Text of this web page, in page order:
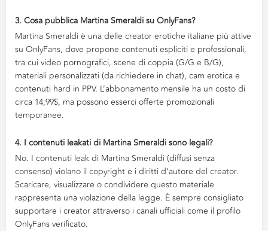
3. Cosa pubblica Martina Smeraldi su OnlyFans?
Martina Smeraldi è una delle creator erotiche italiane più attive
su OnlyFans, dove propone contenuti espliciti e professionali,
tra cui video pornografici, scene di coppia (G/G e B/G),
materiali personalizzati (da richiedere in chat), cam erotica e
contenuti hard in PPV. L’abbonamento mensile ha un costo di
circa 14,99$, ma possono esserci offerte promozionali
temporanee.
4. I contenuti leakati di Martina Smeraldi sono legali?
No. I contenuti leak di Martina Smeraldi (diffusi senza
consenso) violano il copyright e i diritti d’autore del creator.
Scaricare, visualizzare o condividere questo materiale
rappresenta una violazione della legge. È sempre consigliato
supportare i creator attraverso i canali ufficiali come il profilo
OnlyFans verificato.